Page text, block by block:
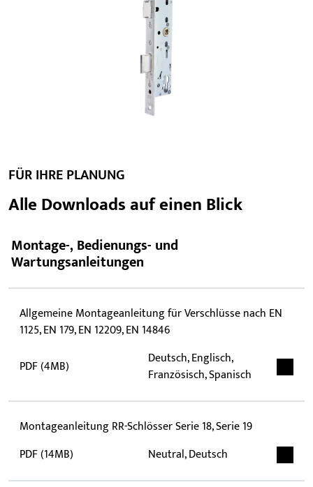
FÜR IHRE PLANUNG
Alle Downloads auf einen Blick
Montage-, Bedienungs- und
Wartungsanleitungen
Allgemeine Montageanleitung für Verschlüsse nach EN
1125, EN 179, EN 12209, EN 14846
PDF (4MB)
Deutsch, Englisch,
Französisch, Spanisch
Montageanleitung RR-Schlösser Serie 18, Serie 19
PDF (14MB)
Neutral, Deutsch